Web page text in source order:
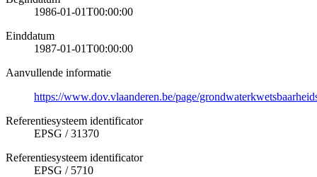
1986-01-01T00:00:00
Einddatum
1987-01-01T00:00:00
Aanvullende informatie
https://www.dov.vlaanderen.be/page/
Referentiesysteem identificator
EPSG /31370
Referentiesysteem identificator
EPSG / 5710